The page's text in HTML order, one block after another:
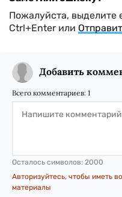
Пожалуйста,
Ctrl+Enter или
Добавить
Всего комментариев: 1
Осталось символов: 2000
Авторизуйтесь, чтобы иметь
материалы